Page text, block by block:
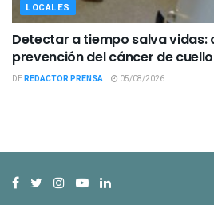
LOCALES
Detectar a tiempo salva vidas:
prevención del cáncer de
DEREDACTOR PRENSA 05/08/2026